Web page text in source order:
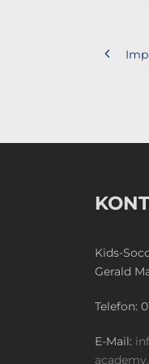
Kids-
Gerald
Telefon:
E-Mail: